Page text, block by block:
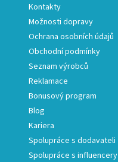
Kontakty
Možnosti dopravy
Ochrana osobních údajů
Obchodní podmínky
Seznam výrobců
Reklamace
Bonusový program
Blog
Kariera
Spolupráce s dodavateli
Spolupráce s influencery